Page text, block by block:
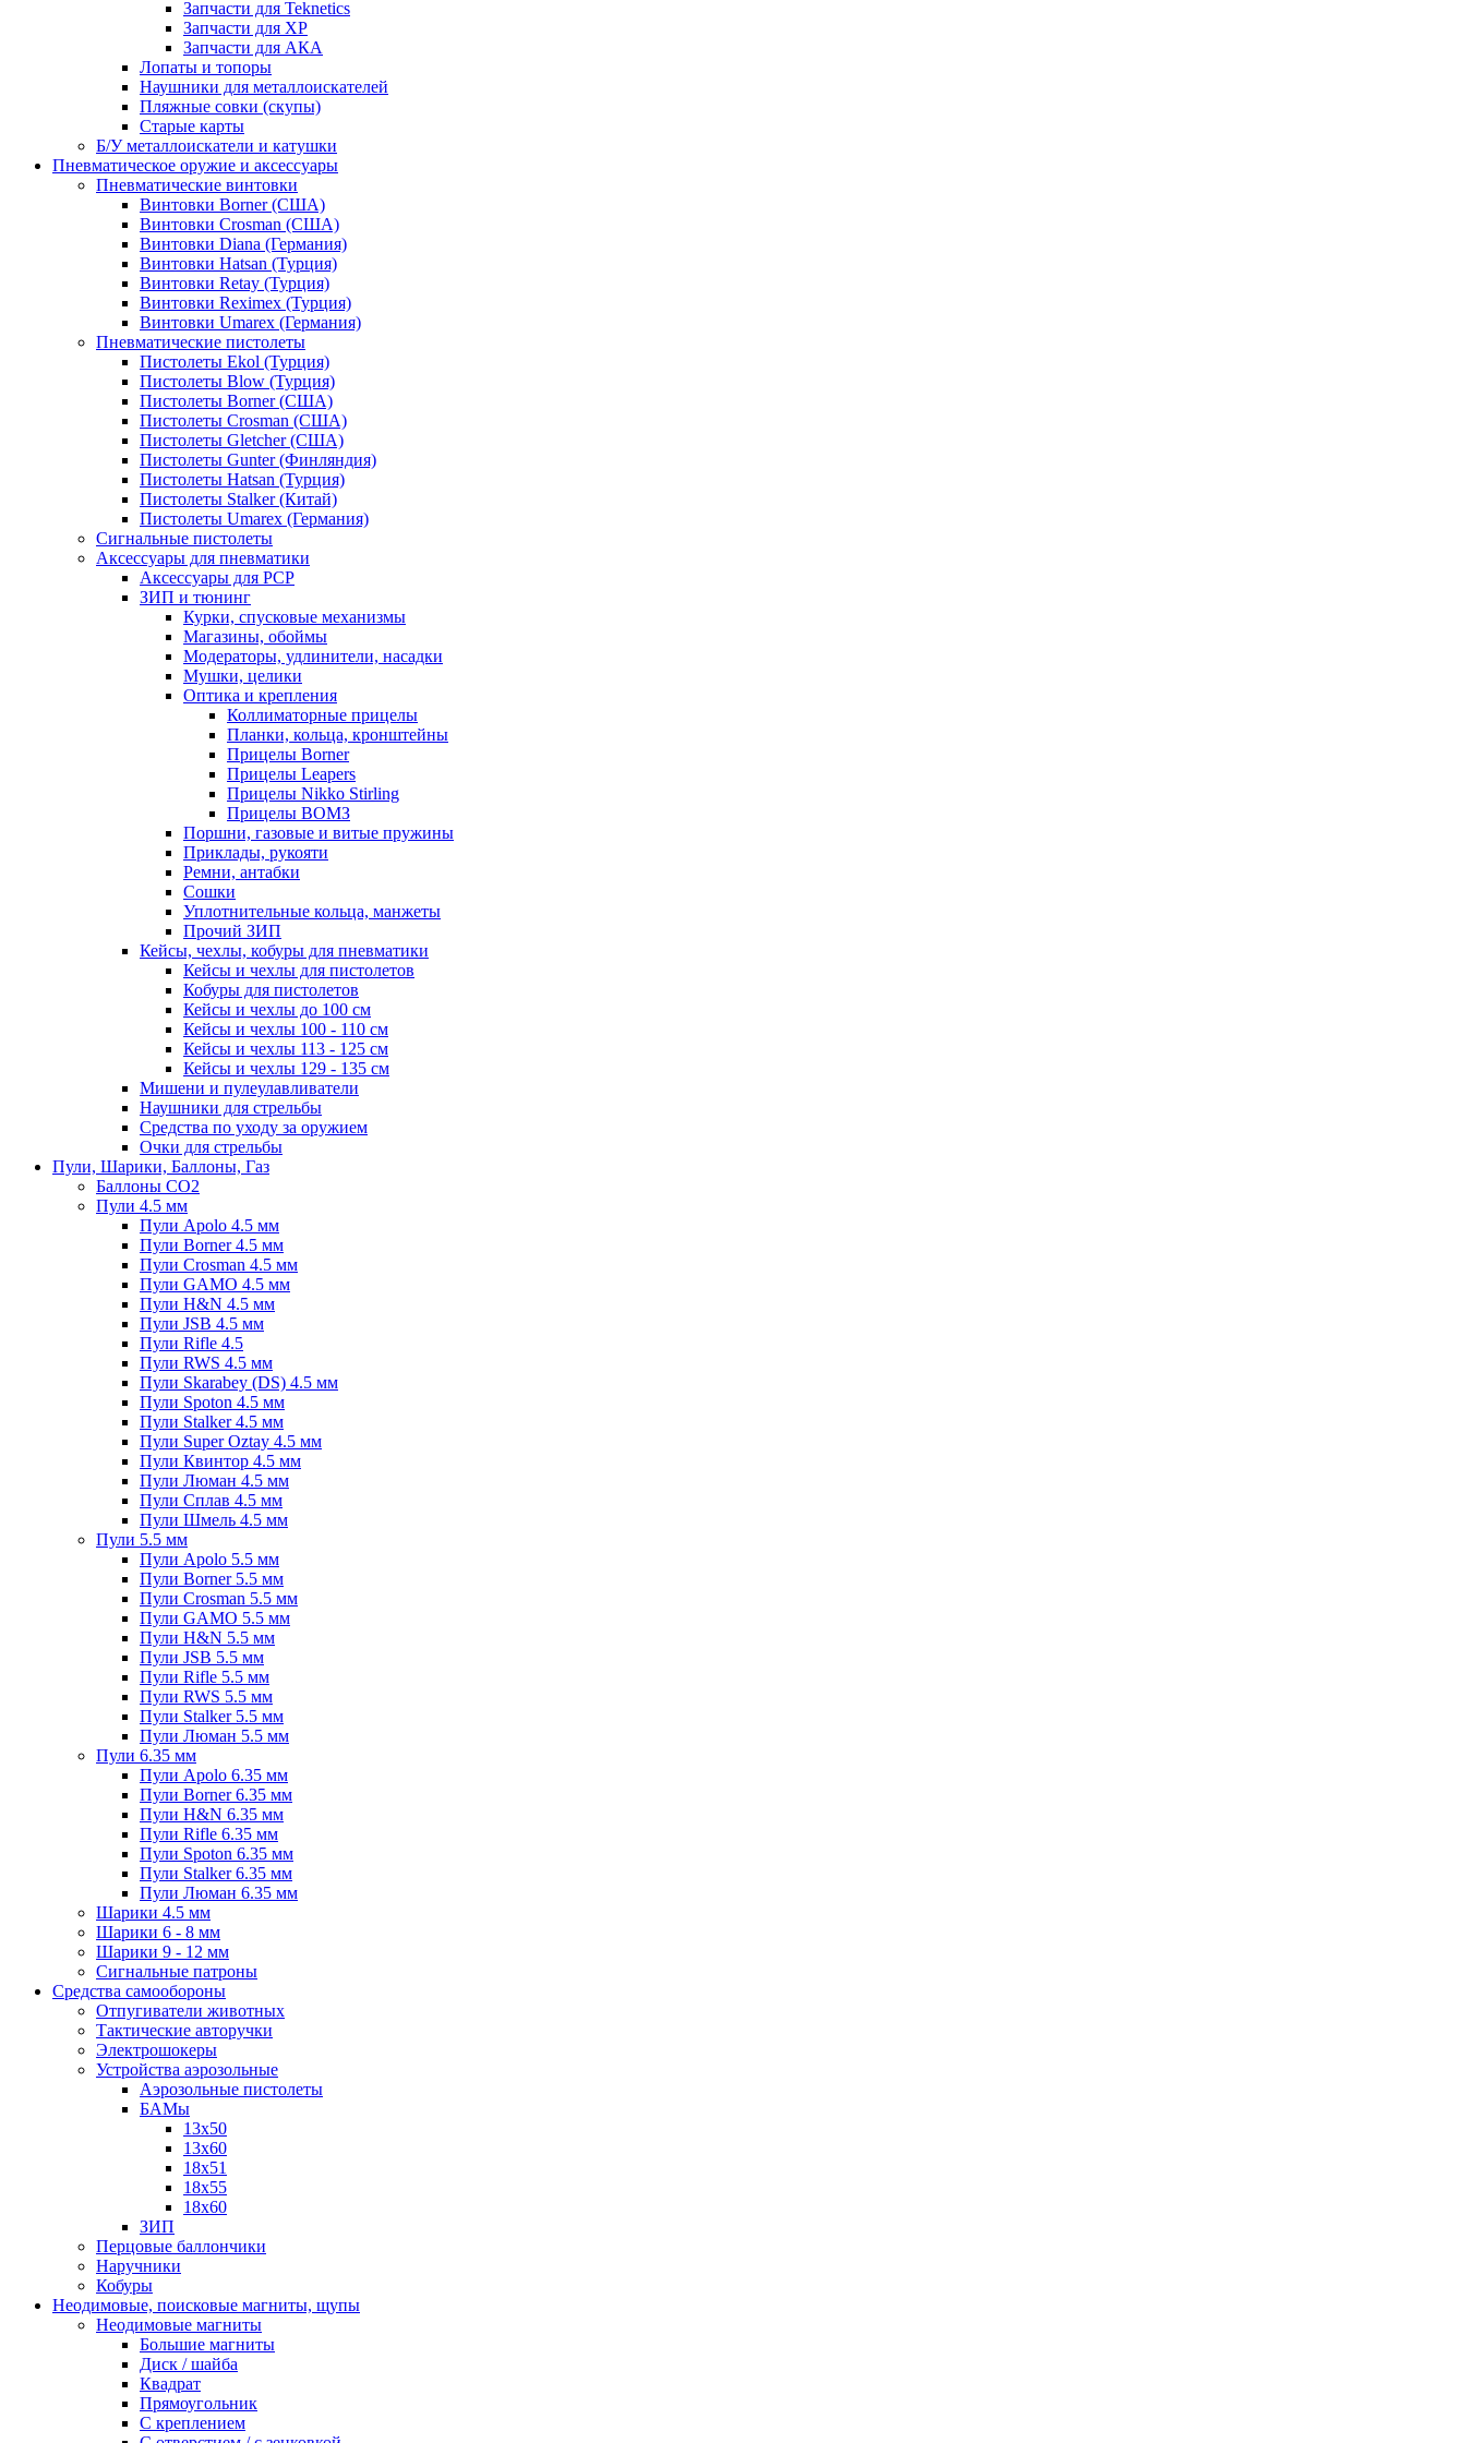
Запчасти для Teknetics
Запчасти для XP
Запчасти для АКА
Лопаты и топоры
Наушники для металлоискателей
Пляжные совки (скупы)
Старые карты
Б/У металлоискатели и катушки
Пневматическое оружие и аксессуары
Пневматические винтовки
Винтовки Borner (США)
Винтовки Crosman (США)
Винтовки Diana (Германия)
Винтовки Hatsan (Турция)
Винтовки Retay (Турция)
Винтовки Reximex (Турция)
Винтовки Umarex (Германия)
Пневматические пистолеты
Пистолеты Ekol (Турция)
Пистолеты Blow (Турция)
Пистолеты Borner (США)
Пистолеты Crosman (США)
Пистолеты Gletcher (США)
Пистолеты Gunter (Финляндия)
Пистолеты Hatsan (Турция)
Пистолеты Stalker (Китай)
Пистолеты Umarex (Германия)
Сигнальные пистолеты
Аксессуары для пневматики
Аксессуары для PCP
ЗИП и тюнинг
Курки, спусковые механизмы
Магазины, обоймы
Модераторы, удлинители, насадки
Мушки, целики
Оптика и крепления
Коллиматорные прицелы
Планки, кольца, кронштейны
Прицелы Borner
Прицелы Leapers
Прицелы Nikko Stirling
Прицелы ВОМЗ
Поршни, газовые и витые пружины
Приклады, рукояти
Ремни, антабки
Сошки
Уплотнительные кольца, манжеты
Прочий ЗИП
Кейсы, чехлы, кобуры для пневматики
Кейсы и чехлы для пистолетов
Кобуры для пистолетов
Кейсы и чехлы до 100 см
Кейсы и чехлы 100 - 110 см
Кейсы и чехлы 113 - 125 см
Кейсы и чехлы 129 - 135 см
Мишени и пулеулавливатели
Наушники для стрельбы
Средства по уходу за оружием
Очки для стрельбы
Пули, Шарики, Баллоны, Газ
Баллоны CO2
Пули 4.5 мм
Пули Apolo 4.5 мм
Пули Borner 4.5 мм
Пули Crosman 4.5 мм
Пули GAMO 4.5 мм
Пули H&N 4.5 мм
Пули JSB 4.5 мм
Пули Rifle 4.5
Пули RWS 4.5 мм
Пули Skarabey (DS) 4.5 мм
Пули Spoton 4.5 мм
Пули Stalker 4.5 мм
Пули Super Oztay 4.5 мм
Пули Квинтор 4.5 мм
Пули Люман 4.5 мм
Пули Сплав 4.5 мм
Пули Шмель 4.5 мм
Пули 5.5 мм
Пули Apolo 5.5 мм
Пули Borner 5.5 мм
Пули Crosman 5.5 мм
Пули GAMO 5.5 мм
Пули H&N 5.5 мм
Пули JSB 5.5 мм
Пули Rifle 5.5 мм
Пули RWS 5.5 мм
Пули Stalker 5.5 мм
Пули Люман 5.5 мм
Пули 6.35 мм
Пули Apolo 6.35 мм
Пули Borner 6.35 мм
Пули H&N 6.35 мм
Пули Rifle 6.35 мм
Пули Spoton 6.35 мм
Пули Stalker 6.35 мм
Пули Люман 6.35 мм
Шарики 4.5 мм
Шарики 6 - 8 мм
Шарики 9 - 12 мм
Сигнальные патроны
Средства самообороны
Отпугиватели животных
Тактические авторучки
Электрошокеры
Устройства аэрозольные
Аэрозольные пистолеты
БАМы
13х50
13х60
18х51
18х55
18х60
ЗИП
Перцовые баллончики
Наручники
Кобуры
Неодимовые, поисковые магниты, щупы
Неодимовые магниты
Большие магниты
Диск / шайба
Квадрат
Прямоугольник
С креплением